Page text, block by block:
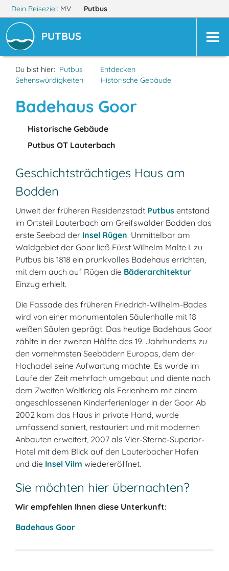
Dein Reiseziel: MV Putbus
PUTBUS
Du bist hier: Putbus
Entdecken
Sehenswürdigkeiten
Historische Gebäude
Badehaus Goor
Historische Gebäude
Putbus OT Lauterbach
Geschichtsträchtiges Haus am
Bodden
Unweit der früheren Residenzstadt Putbus entstand
im Ortsteil Lauterbach am Greifswalder Bodden das
erste Seebad der Insel Rügen. Unmittelbar am
Waldgebiet der Goor ließ Fürst Wilhelm Malte I. zu
Putbus bis 1818 ein prunkvolles Badehaus errichten,
mit dem auch auf Rügen die Bäderarchitektur
Einzug erhielt.
Die Fassade des früheren Friedrich-Wilhelm-Bades
wird von einer monumentalen Säulenhalle mit 18
weißen Säulen geprägt. Das heutige Badehaus Goor
zählte in der zweiten Hälfte des 19. Jahrhunderts zu
den vornehmsten Seebädern Europas, dem der
Hochadel seine Aufwartung machte. Es wurde im
Laufe der Zeit mehrfach umgebaut und diente nach
dem Zweiten Weltkrieg als Ferienheim mit einem
angeschlossenen Kinderferienlager in der Goor. Ab
2002 kam das Haus in private Hand, wurde
umfassend saniert, restauriert und mit modernen
Anbauten erweitert, 2007 als Vier-Sterne-Superior-
Hotel mit dem Blick auf den Lauterbacher Hafen
und die Insel Vilm wiedereröffnet.
Sie möchten hier übernachten?
Wir empfehlen Ihnen diese Unterkunft:
Badehaus Goor